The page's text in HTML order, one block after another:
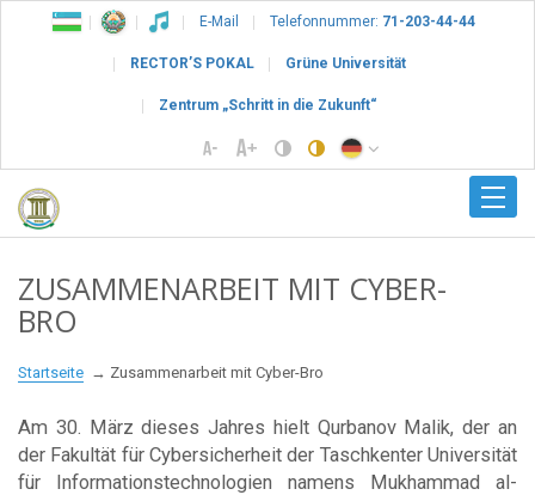
E-Mail Telefonnummer: 71-203-44-44
RECTOR’S POKAL Grüne Universität
Zentrum „Schritt in die Zukunft“
ZUSAMMENARBEIT MIT CYBER-
BRO
Startseite Zusammenarbeit mit Cyber-Bro
Am 30. März dieses Jahres hielt Qurbanov Malik, der an
der Fakultät für Cybersicherheit der Taschkenter Universität
für Informationstechnologien namens Mukhammad al-